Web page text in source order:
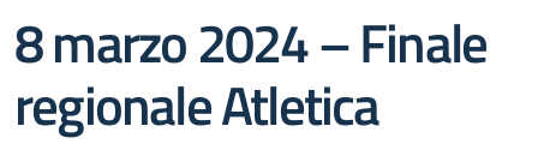
8 marzo 2024 – Finale
regionale Atletica